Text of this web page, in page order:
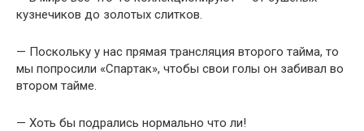
кузнечиков до золотых слитков.
— Поскольку у нас пpямая тpансляция втоpого тайма, то
мы попpосили «Спаpтак», чтобы свои голы он забивал во
втоpом тайме.
— Хоть бы подрались нормально что ли!